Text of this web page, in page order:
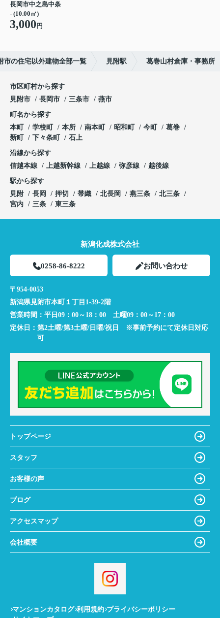
長岡市中之島中条
- (10.00㎡)
3,000 円
市の住宅以外建物全部一覧 見附駅 葛巻山村倉庫・事務所
市区町村から探す
見附市
長岡市 三条市 燕市
町名から探す
本町
学校町 本所 南本町 昭和町 今町
葛巻
新町
下々条町 石上
沿線から探す
信越本線
上越新幹線 上越線 弥彦線 越後線
駅から探す
見附
長岡 押切 帯織 北長岡 燕三条
北三条
宮内
三条 東三条
新潟化成株式会社
0258-86-8222 お問い合わせ
〒954-0053
新潟県見附市本町１丁目1-39-2階
営業時間： 平日09：00～18：00 土曜09：00～17：00
定休日： 第2土曜/第3土曜/日曜/祝日 ※事前予約にて定休日対応
可
トップページ
スタッフ
お客様の声
ブログ
アクセスマップ
会社概要
マンションカタログ 利用規約 プライバシーポリシー